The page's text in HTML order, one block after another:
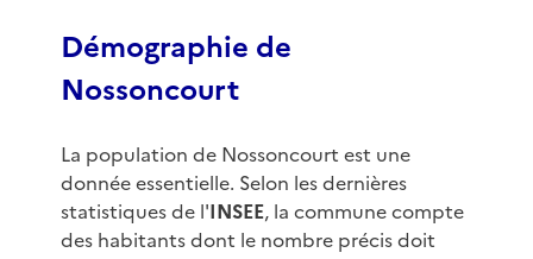
Démographie de
Nossoncourt
La population de Nossoncourt est une
donnée essentielle. Selon les dernières
statistiques de l'INSEE, la commune compte
des habitants dont le nombre précis doit